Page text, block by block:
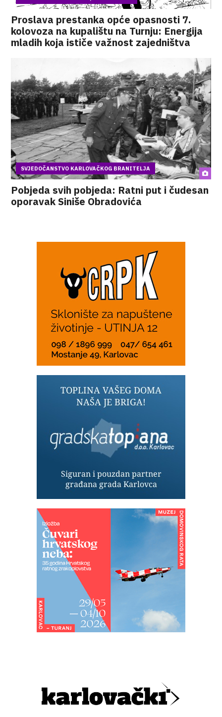
Proslava prestanka opće opasnosti 7.
kolovoza na kupalištu na Turnju: Energija
mladih koja ističe važnost zajedništva
SVJEDOČANSTVO KARLOVAČKOG BRANITELJA
Pobjeda svih pobjeda: Ratni put i čudesan
oporavak Siniše Obradovića